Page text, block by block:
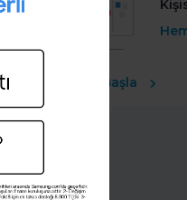
Ücretsiz Başla